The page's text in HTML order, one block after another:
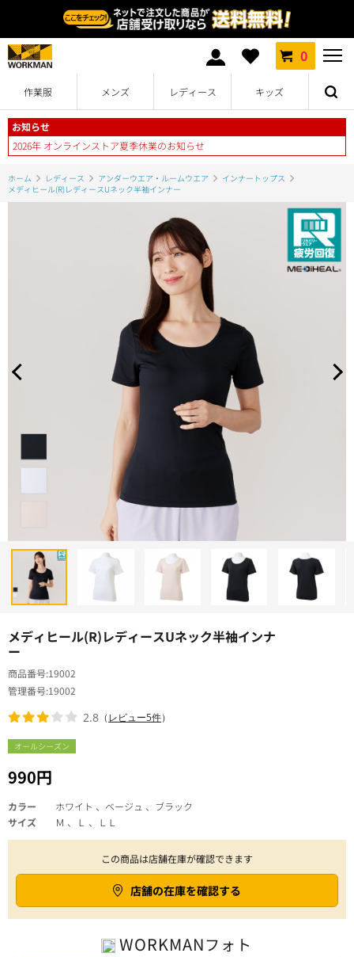
0
作業服 メンズ レディース キッズ
お知らせ
2026年 オンラインストア夏季休業のお知らせ
ホーム レディース アンダーウエア・ルームウエア
インナートップス
メディヒール(R)レディースUネック半袖インナー
メディヒール(R)レディースUネック半袖インナ
ー
オールシーズン
990円
商品番号 19002
管理番号 19002
2.8 （レビュー5件）
カラー
ホワイト 、ベージュ 、ブラック
サイズ
Ｍ 、Ｌ 、ＬＬ
この商品は店舗在庫が確認できます
店舗の在庫を確認する
WORKMANフォト